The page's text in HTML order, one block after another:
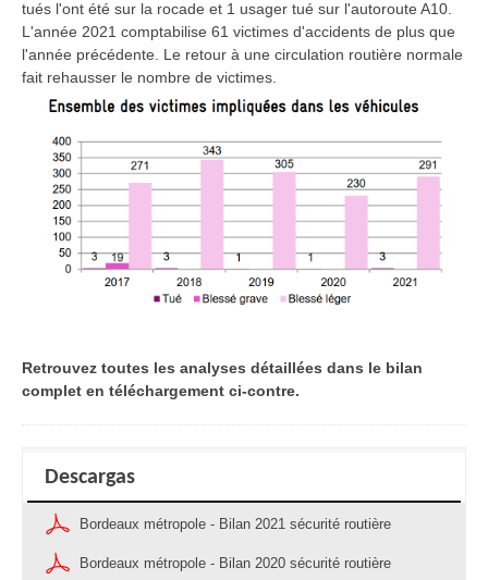
tués l'ont été sur la rocade et 1 usager tué sur l'autoroute A10.
L'année 2021 comptabilise 61 victimes d'accidents de plus que
l'année précédente. Le retour à une circulation routière normale
fait rehausser le nombre de victimes.
Retrouvez toutes les analyses détaillées dans le bilan
complet en téléchargement ci-contre.
Descargas
Bordeaux métropole - Bilan 2021 sécurité routière
Bordeaux métropole - Bilan 2020 sécurité routière